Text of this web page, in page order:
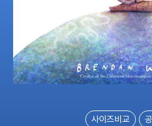
사이즈비교